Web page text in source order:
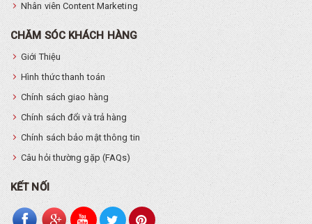
Nhân viên Content Marketing
CHĂM SÓC KHÁCH HÀNG
Giới Thiệu
Hình thức thanh toán
Chính sách giao hàng
Chính sách đổi và trả hàng
Chính sách bảo mật thông tin
Câu hỏi thường gặp (FAQs)
KẾT NỐI